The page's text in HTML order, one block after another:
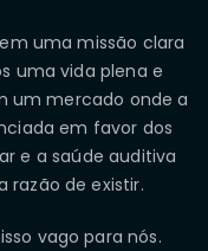
uma missão clara
uma vida plena e
um mercado onde a
em favor dos
e a saúde auditiva
razão de existir.
vago para nós.